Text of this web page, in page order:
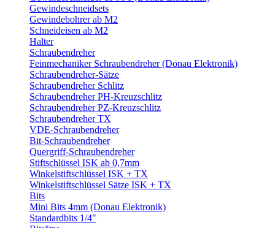
Gewindeschneidsets
Gewindebohrer ab M2
Schneideisen ab M2
Halter
Schraubendreher
Feinmechaniker Schraubendreher (Donau Elektronik)
Schraubendreher-Sätze
Schraubendreher Schlitz
Schraubendreher PH-Kreuzschlitz
Schraubendreher PZ-Kreuzschlitz
Schraubendreher TX
VDE-Schraubendreher
Bit-Schraubendreher
Quergriff-Schraubendreher
Stiftschlüssel ISK ab 0,7mm
Winkelstiftschlüssel ISK + TX
Winkelstiftschlüssel Sätze ISK + TX
Bits
Mini Bits 4mm (Donau Elektronik)
Standardbits 1/4"